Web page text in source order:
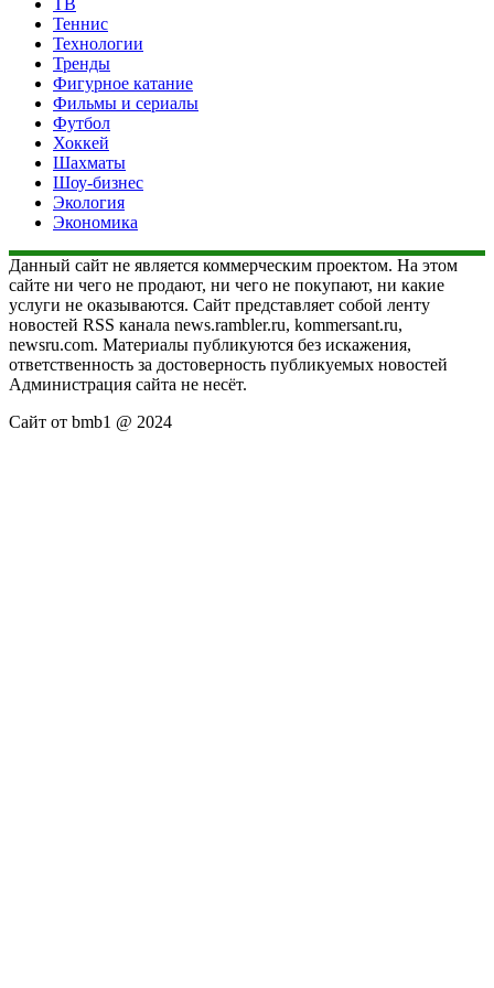
Теннис
Технологии
Тренды
Фигурное катание
Фильмы и сериалы
Футбол
Хоккей
Шахматы
Шоу-бизнес
Экология
Экономика
Данный сайт не является коммерческим проектом. На этом
сайте ни чего не продают, ни чего не покупают, ни какие
услуги не оказываются. Сайт представляет собой ленту
новостей RSS канала news.rambler.ru, kommersant.ru,
newsru.com. Материалы публикуются без искажения,
ответственность за достоверность публикуемых новостей
Администрация сайта не несёт.
Сайт от bmb1 @ 2024